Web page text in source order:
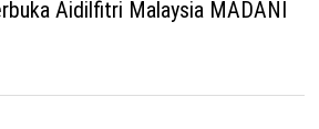
Aidilfitri Malaysia MADANI